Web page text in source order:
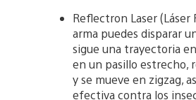
Reflectron Laser
arma puedes disparar
sigue una trayectoria
en un pasillo estrecho,
y se mueve en zigzag,
efectiva contra los